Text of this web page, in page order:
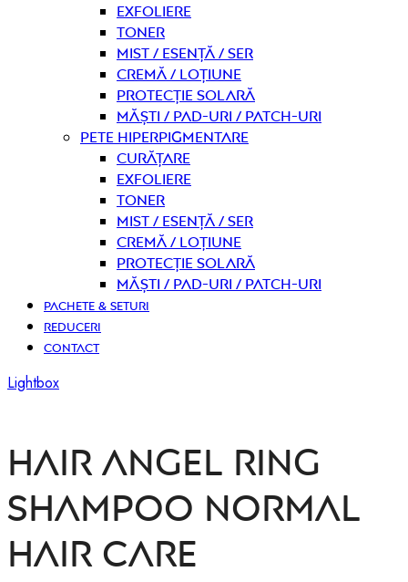
Exfoliere
Toner
Mist / Esență / Ser
Cremă / Loțiune
Protecție solară
Măști / Pad-uri / Patch-uri
Pete hiperpigmentare
curățare
Exfoliere
Toner
Mist / Esență / Ser
Cremă / Loțiune
Protecție solară
Măști / Pad-uri / Patch-uri
PACHETE & SETURI
REDUCERI
CONTACT
Lightbox
HAIR ANGEL RING
SHAMPOO NORMAL
HAIR CARE